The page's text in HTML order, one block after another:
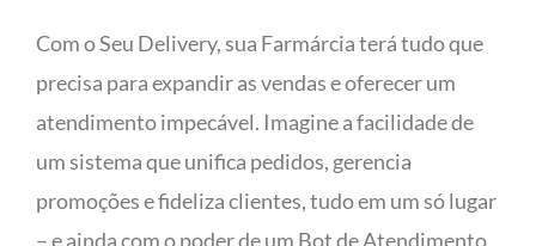
Com o Seu Delivery, sua Farmárcia terá tudo que
precisa para expandir as vendas e oferecer um
atendimento impecável. Imagine a facilidade de
um sistema que unifica pedidos, gerencia
promoções e fideliza clientes, tudo em um só lugar
– e ainda com o poder de um Bot de Atendimento